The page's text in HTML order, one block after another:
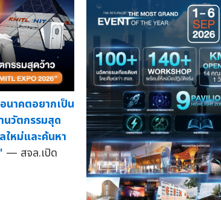
นาคตอยากเป็น
นวัตกรรมสุด
หม่และค้นหา
— สจล.เปิด